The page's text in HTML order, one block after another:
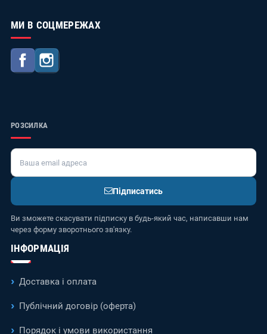
МИ В СОЦМЕРЕЖАХ
Facebook
РОЗСИЛКА
Підписатись
Ви зможете скасувати підписку в будь-який час, написавши нам
через форму зворотнього зв'язку.
ІНФОРМАЦІЯ
Доставка і оплата
Публічний договір (оферта)
Порядок і умови використання